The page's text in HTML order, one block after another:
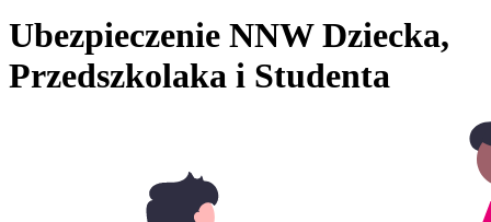
Ubezpieczenie NNW Dziecka,
Przedszkolaka i Studenta